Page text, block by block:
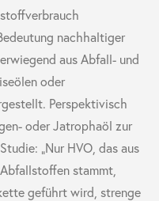
nachhaltiger
aus Abfall- und
oder
Perspektivisch
oder Jatrophaöl zur
„Nur HVO, das aus
stammt,
geführt wird, strenge